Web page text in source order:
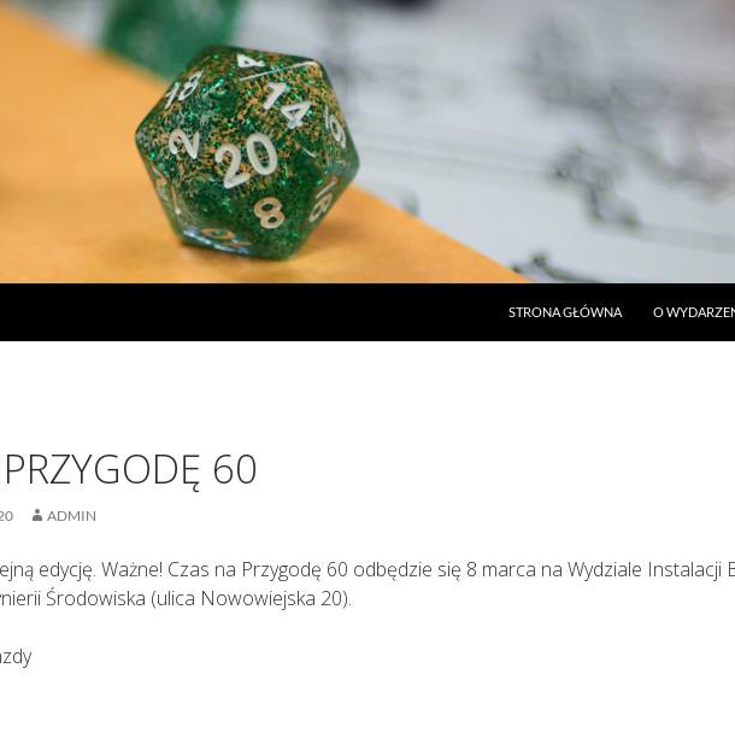
STRONA GŁÓWNA O
60
ADMIN
edycję. Ważne! Czas na Przygodę 60 odbędzie się 8 marca na Wydziale Instalacji
Środowiska (ulica Nowowiejska 20).